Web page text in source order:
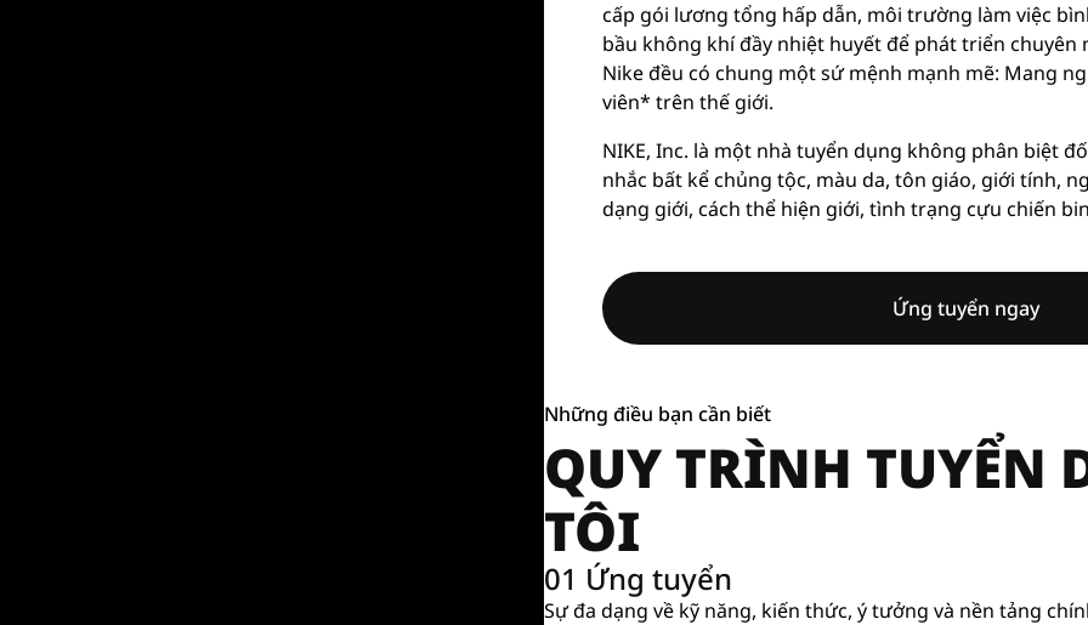
cấp gói lương tổng hấp dẫn, môi trường làm việc
bầu không khí đầy nhiệt huyết để phát triển
Nike đều có chung một sứ mệnh mạnh mẽ: Mang
viên* trên thế giới.
NIKE, Inc. là một nhà tuyển dụng không phân biệt
nhắc bất kể chủng tộc, màu da, tôn giáo, giới tính,
dạng giới, cách thể hiện giới, tình trạng cựu chiến
Ứng tuyển ngay
Những điều bạn cần biết
QUY TRÌNH TUYỂN
TÔI
01 Ứng tuyển
Sự đa dạng về kỹ năng, kiến ​​thức, ý tưởng và nền tảng